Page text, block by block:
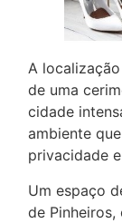
A
de uma
cidade
ambiente
privacidade
Um espaço
de